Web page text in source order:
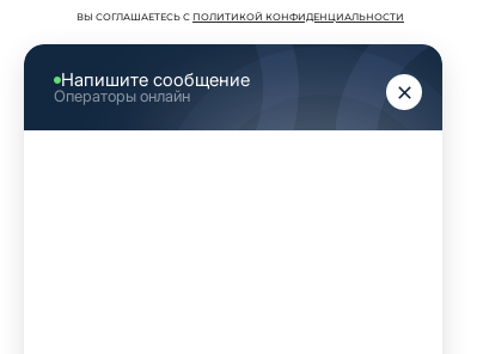
ВЫ СОГЛАШАЕТЕСЬ С ПОЛИТИКОЙ КОНФИДЕНЦИАЛЬНОСТИ